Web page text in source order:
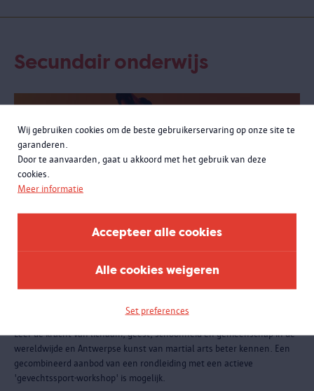
Wij gebruiken cookies om de beste gebruikerservaring op onze site te
garanderen.
Door te aanvaarden, gaat u akkoord met het gebruik van deze
cookies.
Meer informatie
Accepteer alle cookies
Alle cookies weigeren
Set preferences
Secundair onderwijs
ONDERWIJS
Rondleiding Martial Arts
1e tot 6e jaar secundair onderwijs
Leer de kracht van lichaam, geest, schoonheid en gemeenschap in de
wereldwijde en Antwerpse kunst van martial arts beter kennen. Een
gecombineerd aanbod van een rondleiding met een actieve
'gevechtssport-workshop' is mogelijk.